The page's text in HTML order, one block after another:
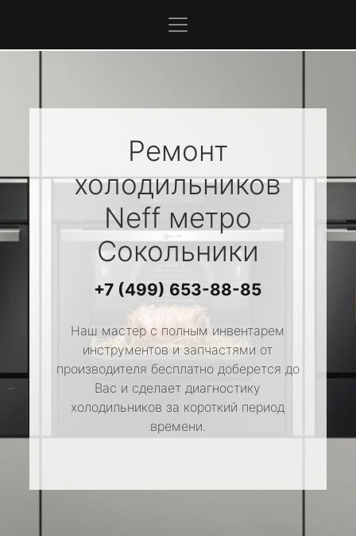
Ремонт
холодильников
Neffметро
Сокольники
+7 (499) 653-88-85
Наш мастер с полным инвентарем
инструментов и запчастями от
производителя бесплатно доберется до
Вас и сделает диагностику
холодильников за короткий период
времени.